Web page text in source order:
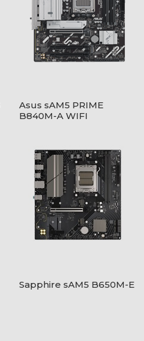
Asus sAM5 PRIME
B840M-A WIFI
Sapphire sAM5 B650M-E